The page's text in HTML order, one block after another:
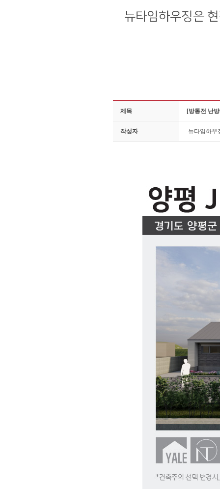
제목 [방통전 난
작성자 뉴타임하우